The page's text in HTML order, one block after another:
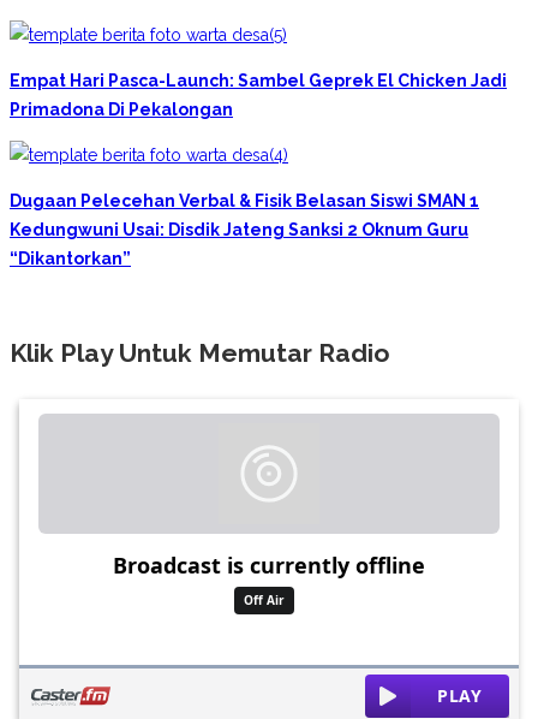
Empat Hari Pasca-Launch: Sambel Geprek El Chicken Jadi
Primadona Di Pekalongan
Dugaan Pelecehan Verbal & Fisik Belasan Siswi SMAN 1
Kedungwuni Usai: Disdik Jateng Sanksi 2 Oknum Guru
“Dikantorkan”
Klik Play Untuk Memutar Radio